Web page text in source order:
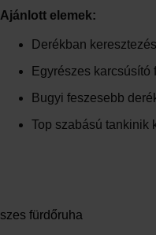
Ajánlott elemek:
Derékban
Egyrészes karcsúsító
Bugyi feszesebb
Top szabású tankinik